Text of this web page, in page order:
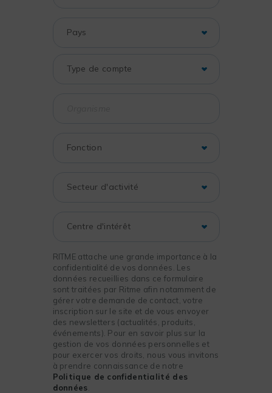
RITME attache une grande importance à la
confidentialité de vos données. Les
données recueillies dans ce formulaire
sont traitées par Ritme afin notamment de
gérer votre demande de contact, votre
inscription sur le site et de vous envoyer
des newsletters (actualités, produits,
événements). Pour en savoir plus sur la
gestion de vos données personnelles et
pour exercer vos droits, nous vous invitons
à prendre connaissance de notre
Politique de confidentialité des
données